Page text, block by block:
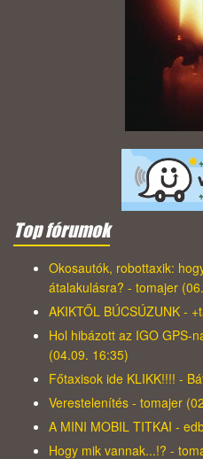
Top fórumok
Okosautók, robottaxik:
átalakulásra? - tomajer
AKIKTŐL BÚCSÚZUNK -
Hol hibázott az IGO GPS-
(04.09. 16:35)
Főtaxisok ide KLIKK!!!! -
Verestelenítés - tomajer
A MINI MOBIL TITKAI -
Hogy mik vannak...!? -